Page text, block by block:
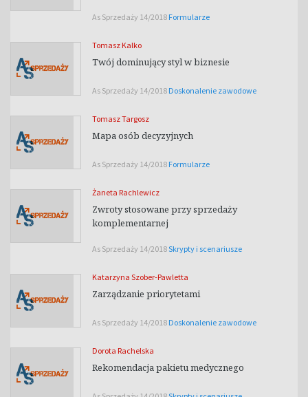
As Sprzedaży 14/2018 Formularze
Tomasz Kalko
Twój dominujący styl w biznesie
As Sprzedaży 14/2018 Doskonalenie zawodowe
Tomasz Targosz
Mapa osób decyzyjnych
As Sprzedaży 14/2018 Formularze
Żaneta Rachlewicz
Zwroty stosowane przy sprzedaży
komplementarnej
As Sprzedaży 14/2018Skrypty i scenariusze
Katarzyna Szober-Pawletta
Zarządzanie priorytetami
As Sprzedaży 14/2018 Doskonalenie zawodowe
Dorota Rachelska
Rekomendacja pakietu medycznego